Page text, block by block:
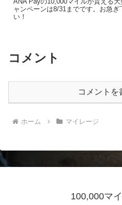
ャンペーンは8/31までです。お急ぎ
い！
コメント
コメントを
ホーム マイレージ
100,000マ